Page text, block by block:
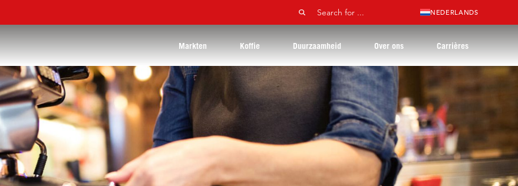
NEDERLANDS
Markten Koffie Duurzaamheid Over ons Carrières